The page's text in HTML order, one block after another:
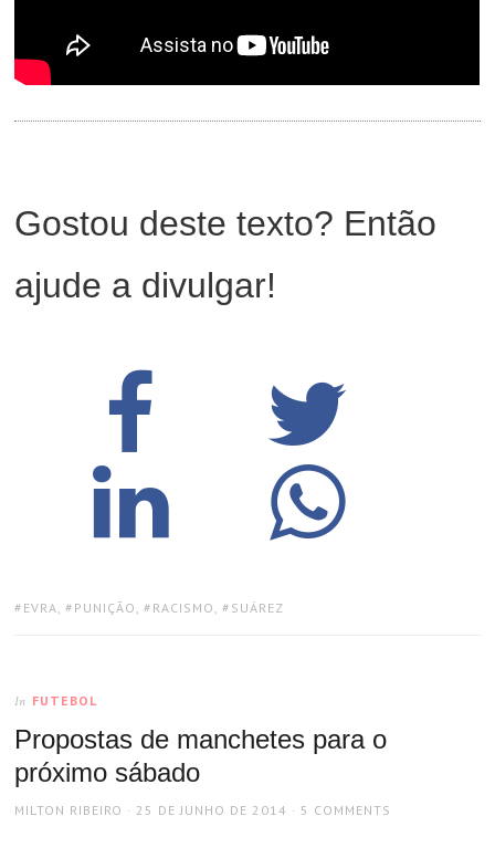
Gostou deste texto? Então
ajude a divulgar!
TAGS:
EVRA, PUNIÇÃO , RACISMO , SUÁREZ
In FUTEBOL
Propostas de manchetes para o
próximo sábado
AUTHOR
MILTON RIBEIRO
POSTED
25 DE JUNHO DE 2014 5 COMMENTS